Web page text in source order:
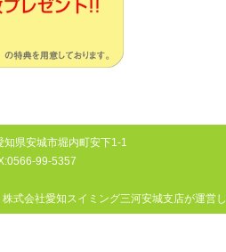
県安城市堀内町安下1-1
99-5357
株式会社愛知スイミング三河安城支店が運営